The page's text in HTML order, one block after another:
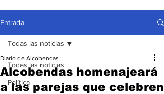
Entrada
Todas las noticias
Política
Todas las noticias
Alcobendas homenajeará
a las parejas que celebren
Diario de Alcobendas